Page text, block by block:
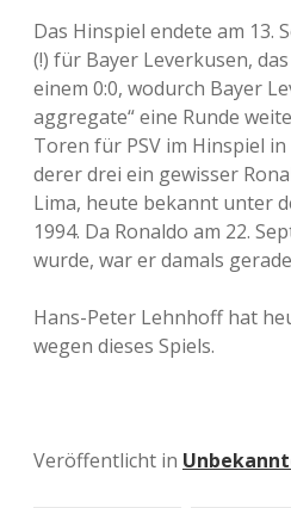
Das Hinspiel endete am 13.
(!) für Bayer Leverkusen,
einem 0:0, wodurch Bayer
aggregate“ eine Runde
Toren für PSV im Hinspiel
derer drei ein gewisser
Lima, heute bekannt unter
1994. Da Ronaldo am 22.
wurde, war er damals
Hans-Peter Lehnhoff hat
wegen dieses Spiels.
Veröffentlicht in